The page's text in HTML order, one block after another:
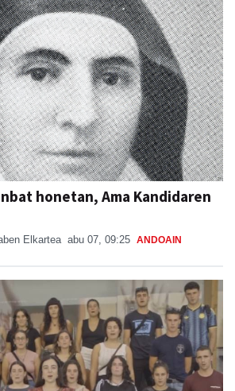
honetan, Ama Kandidaren
Elkartea abu 07, 09:25 ANDOAIN